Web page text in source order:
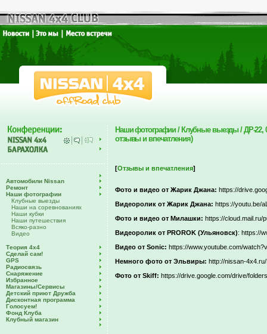
Автомобили Nissan
Ремонт
Наши фотографии
Клубные выезды
Наши на соревнованиях
Наши кубки
Наши путешествия
Всяко-разно
Видео
Теория 4х4
Сделай сам!
GPS
Радиосвязь
Снаряжение
Избранное
Магазины/Сервисы
Детский приют Дружба
Дисконтная программа
Голосуем!
Фонд Клуба
Клубный магазин
Наши фотографии / Клубные выезды / ДР-22,
отзывы и впечатления)
[Отзывы и впечатления]
Фото и видео от Жарик Джана: https://
Видеоролик от Жарик Джана: https://youtu.be/
Фото и видео от Милашки: https://cloud.mail.ru/
Видеоролик от PROROK (Ульяновск): https://
Видео от Sonic: https://www.youtube.com/
Немного фото от Эльвиры: http://nissan-
Фото от Skiff: https://drive.google.com/drive/